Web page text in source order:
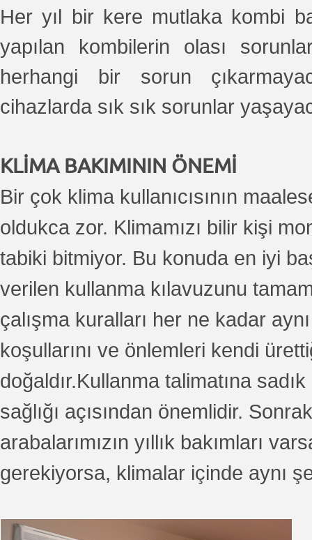
Her yıl bir kere mutlaka kombi
yapılan kombilerin olası
herhangi bir sorun
cihazlarda sık sık sorunlar
KLİMA BAKIMININ ÖNEMİ
Bir çok klima kullanıcısının
oldukca zor. Klimamızı bilir kişi
tabiki bitmiyor. Bu konuda en iyi
verilen kullanma kılavuzunu
çalışma kuralları her ne kadar
koşullarını ve önlemleri kendi
doğaldır.Kullanma talimatına
sağlığı açısından önemlidir.
arabalarımızın yıllık bakımları
gerekiyorsa, klimalar içinde aynı